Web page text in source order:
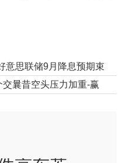
束缚升温-赢钱的游戏软件·(中国)官方网站
加重-赢钱的游戏软件·(中国)官方网站